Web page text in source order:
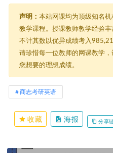
声明： 本站网课均为顶级知名
教学课程。授课教师教学经验
不计其数以优异成绩考入
请珍惜每一位教师的网课教学
您想要的理想成绩。
商志考研英语
收藏 海报 分享